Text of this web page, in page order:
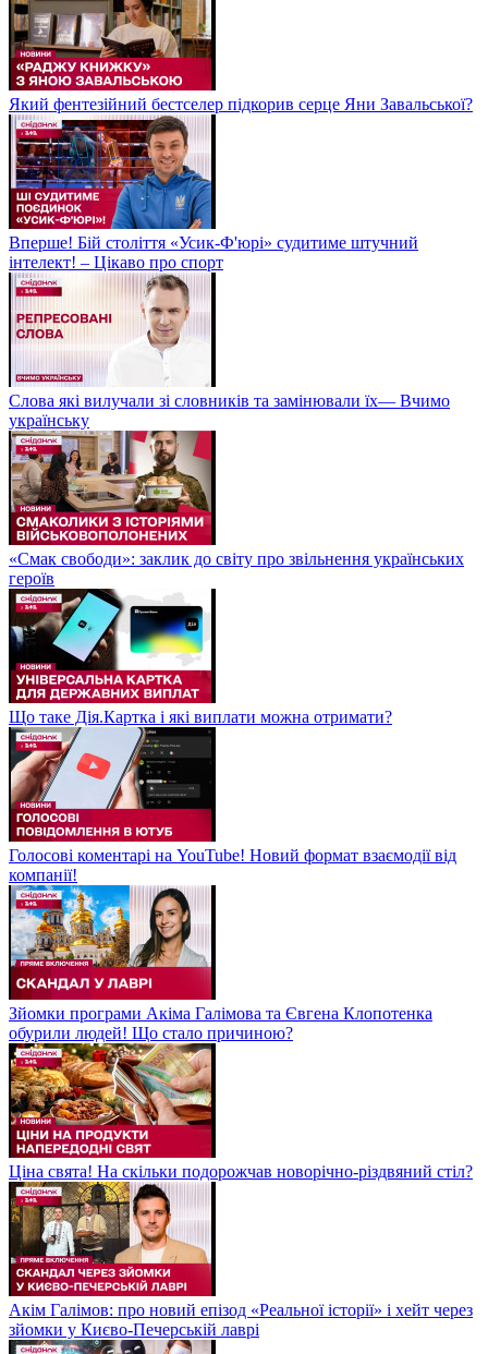
Який фентезійний бестселер підкорив серце Яни Завальської?
Вперше! Бій століття «Усик-Ф'юрі» судитиме штучний
інтелект! – Цікаво про спорт
Слова які вилучали зі словників та замінювали їх— Вчимо
українську
«Смак свободи»: заклик до світу про звільнення українських
героїв
Що таке Дія.Картка і які виплати можна отримати?
Голосові коментарі на YouTube! Новий формат взаємодії від
компанії!
Зйомки програми Акіма Галімова та Євгена Клопотенка
обурили людей! Що стало причиною?
Ціна свята! На скільки подорожчав новорічно-різдвяний стіл?
Акім Галімов: про новий епізод «Реальної історії» і хейт через
зйомки у Києво-Печерській лаврі